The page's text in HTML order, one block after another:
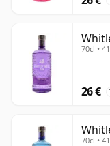
70cl •
26 €
70cl •